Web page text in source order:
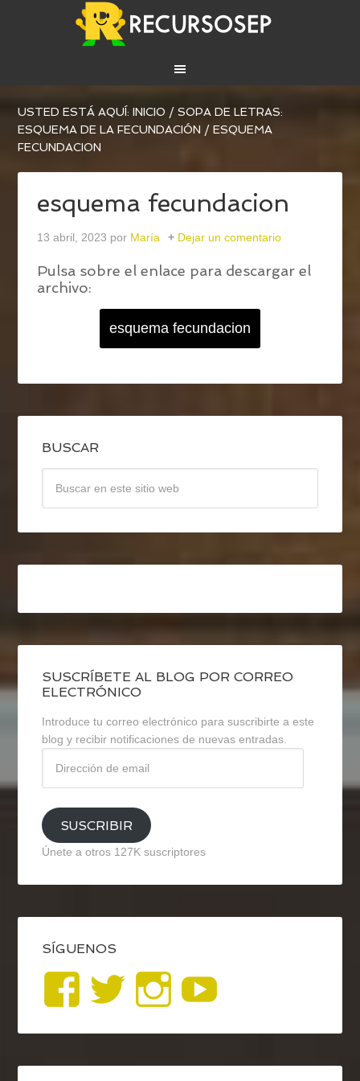
USTED ESTÁ AQUÍ:INICIO / SOPA DE LETRAS:
ESQUEMA DE LA FECUNDACIÓN / ESQUEMA
FECUNDACION
esquema fecundacion
13 abril, 2023 por María Dejar un comentario
Pulsa sobre el enlace para descargar el
archivo:
esquema fecundacion
BUSCAR
SUSCRÍBETE AL BLOG POR CORREO
ELECTRÓNICO
Introduce tu correo electrónico para suscribirte a este
blog y recibir notificaciones de nuevas entradas.
email
SUSCRIBIR
Únete a otros 127K suscriptores
SÍGUENOS
Ver
perfil
de
Ver
perfil
de
Ver
perfil
de